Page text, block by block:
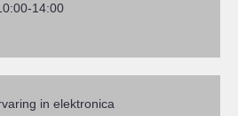
14:00
in elektronica